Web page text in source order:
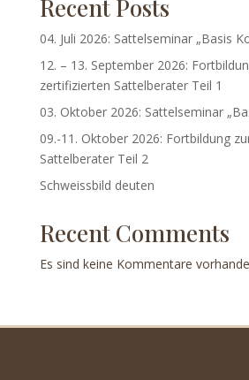
Recent Posts
04. Juli 2026: Sattelseminar „Basis
12. – 13. September 2026:
zertifizierten Sattelberater Teil 1
03. Oktober 2026: Sattelseminar
09.-11. Oktober 2026: Fortbildung
Sattelberater Teil 2
Schweissbild deuten
Recent Comments
Es sind keine Kommentare